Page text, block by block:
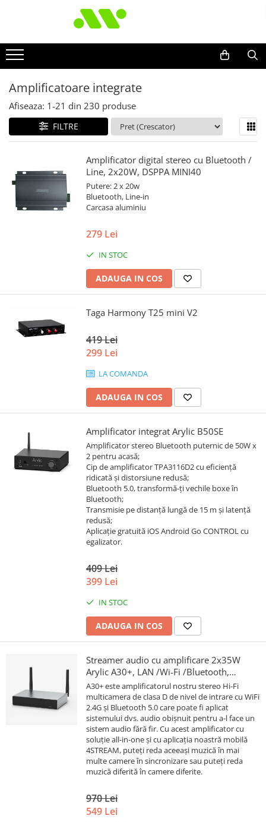
Amplificatoare integrate
Afiseaza: 1-21 din 230 produse
FILTRE
Amplificator digital stereo cu Bluetooth /
Line, 2x20W, DSPPA MINI40
Putere: 2 x 20w
Bluetooth, Line-in
Carcasa aluminiu
279 Lei
IN STOC
ADAUGA IN COS
Taga Harmony T25 mini V2
419 Lei
299 Lei
LA COMANDA
ADAUGA IN COS
Amplificator integrat Arylic B50SE
Amplificator stereo Bluetooth puternic de 50W x
2 pentru acasă;
Cip de amplificator TPA3116D2 cu eficiență
ridicată și distorsiune redusă;
Bluetooth 5.0, transformă-ți vechile boxe în
Bluetooth;
Transmisie pe distanță lungă de 15 m și latență
redusă;
Aplicație gratuită iOS Android Go CONTROL cu
egalizator.
409 Lei
399 Lei
IN STOC
ADAUGA IN COS
Streamer audio cu amplificare 2x35W
Arylic A30+, LAN /Wi-Fi /Bluetooth,
24bit/192kHz, Multiroom
A30+ este amplificatorul nostru stereo Hi-Fi
multicamera de clasa D de nivel de intrare cu WiFi
2.4G și Bluetooth 5.0 care poate fi aplicat
sistemului dvs. audio obișnuit pentru a-l face un
sistem audio fără fir. Cu acest amplificator cu
soluție all-in-one și cu aplicația noastră mobilă
4STREAM, puteți reda aceeași muzică în mai
multe camere în sincronizare sau puteți reda
muzică diferită în camere diferite.
970 Lei
549 Lei